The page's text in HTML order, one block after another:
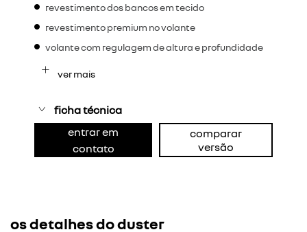
revestimento dos bancos em tecido
revestimento premium no volante
volante com regulagem de altura e profundidade
ver mais
ficha técnica
entrar em
contato
comparar
versão
os detalhes do duster